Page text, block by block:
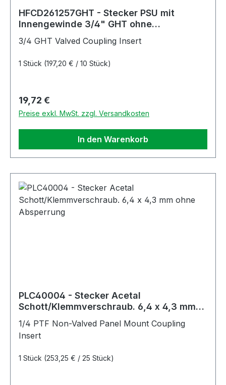
HFCD261257GHT - Stecker PSU mit
Innengewinde 3/4" GHT ohne
3/4 GHT Valved Coupling Insert
1 Stück (197,20 € / 10 Stück)
Regulärer Preis:
19,72 €
Preise exkl. MwSt. zzgl. Versandkosten
In den Warenkorb
PLC40004 - Stecker Acetal
Schott/Klemmverschraub. 6,4 x 4,3 mm
1/4 PTF Non-Valved Panel Mount Coupling
Insert
1 Stück (253,25 € / 25 Stück)